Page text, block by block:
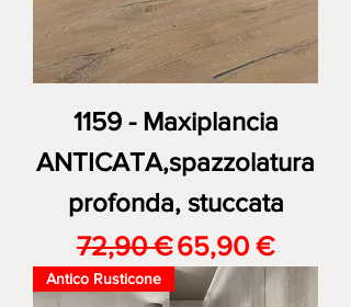
1159 - Maxiplancia
ANTICATA,spazzolatura
profonda, stuccata
Prezzo regolare
72,90 €Prezzo scontato
65,90 €
Antico Rusticone